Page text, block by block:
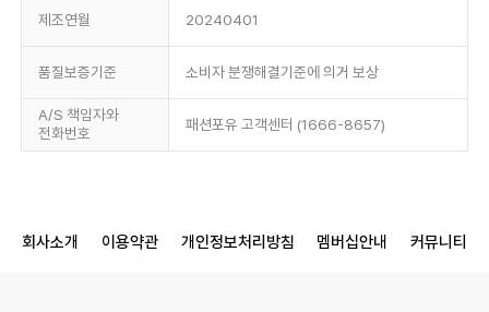
제조연월 20240401
품질보증기준 소비자 분쟁해결기준에 의거 보상
A/S 책임자와
전화번호
패션포유 고객센터 (1666-8657)
회사소개 이용약관 개인정보처리방침 멤버십안내 커뮤니티